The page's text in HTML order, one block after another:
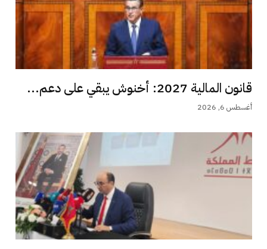
قانون المالية 2027: أخنوش يبقي على دعم...
أغسطس 6, 2026